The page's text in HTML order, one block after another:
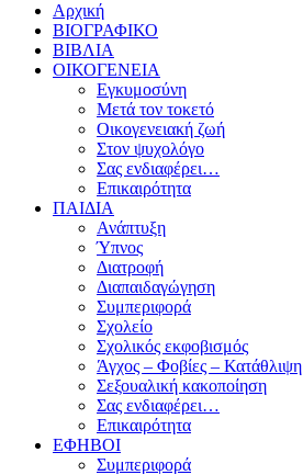
Αρχική
ΒΙΟΓΡΑΦΙΚΟ
ΒΙΒΛΙΑ
ΟΙΚΟΓΕΝΕΙΑ
Εγκυμοσύνη
Μετά τον τοκετό
Οικογενειακή ζωή
Στον ψυχολόγο
Σας ενδιαφέρει…
Επικαιρότητα
ΠΑΙΔΙΑ
Ανάπτυξη
Ύπνος
Διατροφή
Διαπαιδαγώγηση
Συμπεριφορά
Σχολείο
Σχολικός εκφοβισμός
Άγχος – Φοβίες – Κατάθλιψη
Σεξουαλική κακοποίηση
Σας ενδιαφέρει…
Επικαιρότητα
ΕΦΗΒΟΙ
Συμπεριφορά